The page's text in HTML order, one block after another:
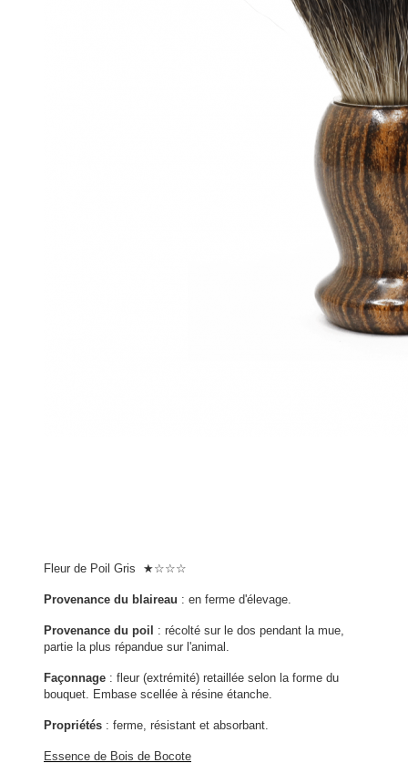
Fleur de Poil Gris ★☆☆☆
Provenance du blaireau : en ferme d'élevage.
Provenance du poil
: récolté sur le dos pendant la mue,
partie la plus répandue sur l'animal.
Façonnage : fleur (extrémité) retaillée selon la forme du
bouquet. Embase scellée à résine étanche.
Propriétés : ferme, résistant et absorbant.
Essence de Bois de Bocote